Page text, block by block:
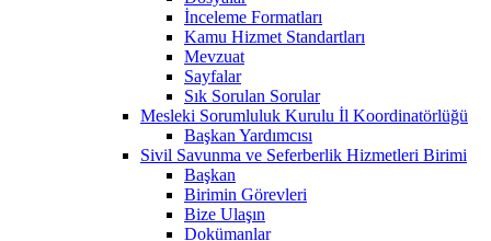
İnceleme Formatları
Kamu Hizmet Standartları
Mevzuat
Sayfalar
Sık Sorulan Sorular
Mesleki Sorumluluk Kurulu İl Koordinatörlüğü
Başkan Yardımcısı
Sivil Savunma ve Seferberlik Hizmetleri Birimi
Başkan
Birimin Görevleri
Bize Ulaşın
Dokümanlar